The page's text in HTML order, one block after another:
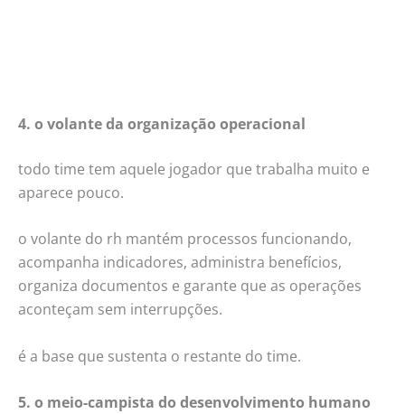
4. o volante da organização operacional
todo time tem aquele jogador que trabalha muito e
aparece pouco.
o volante do rh mantém processos funcionando,
acompanha indicadores, administra benefícios,
organiza documentos e garante que as operações
aconteçam sem interrupções.
é a base que sustenta o restante do time.
5. o meio-campista do desenvolvimento humano